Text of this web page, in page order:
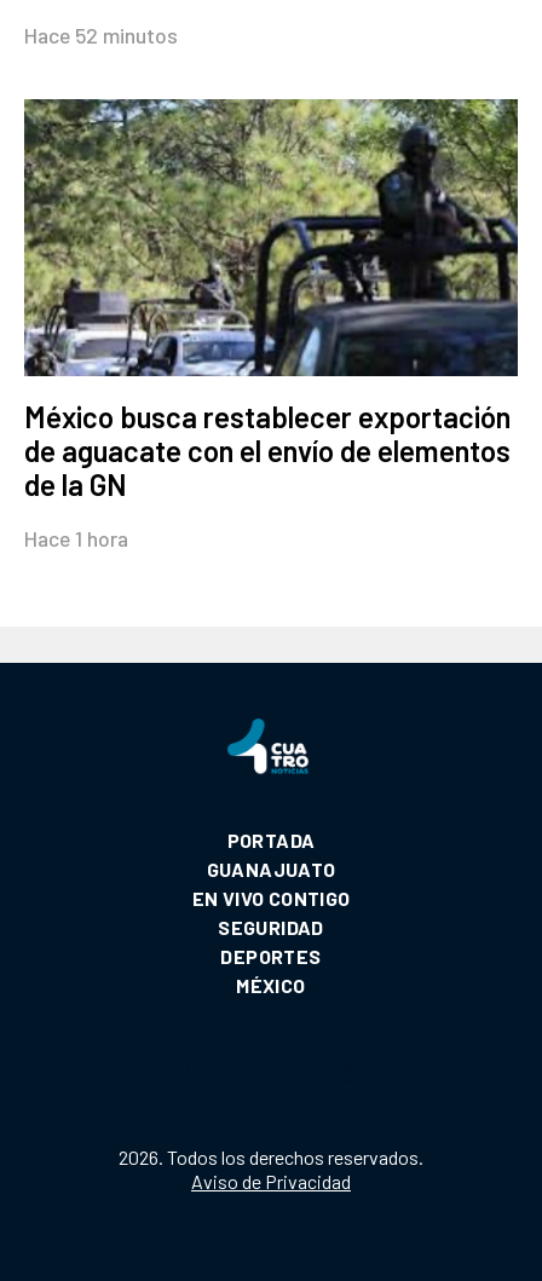
Hace 52 minutos
México busca restablecer exportación
de aguacate con el envío de elementos
de la GN
Hace 1 hora
PORTADA
GUANAJUATO
EN VIVO CONTIGO
SEGURIDAD
DEPORTES
MÉXICO
2026. Todos los derechos reservados.
Aviso de Privacidad